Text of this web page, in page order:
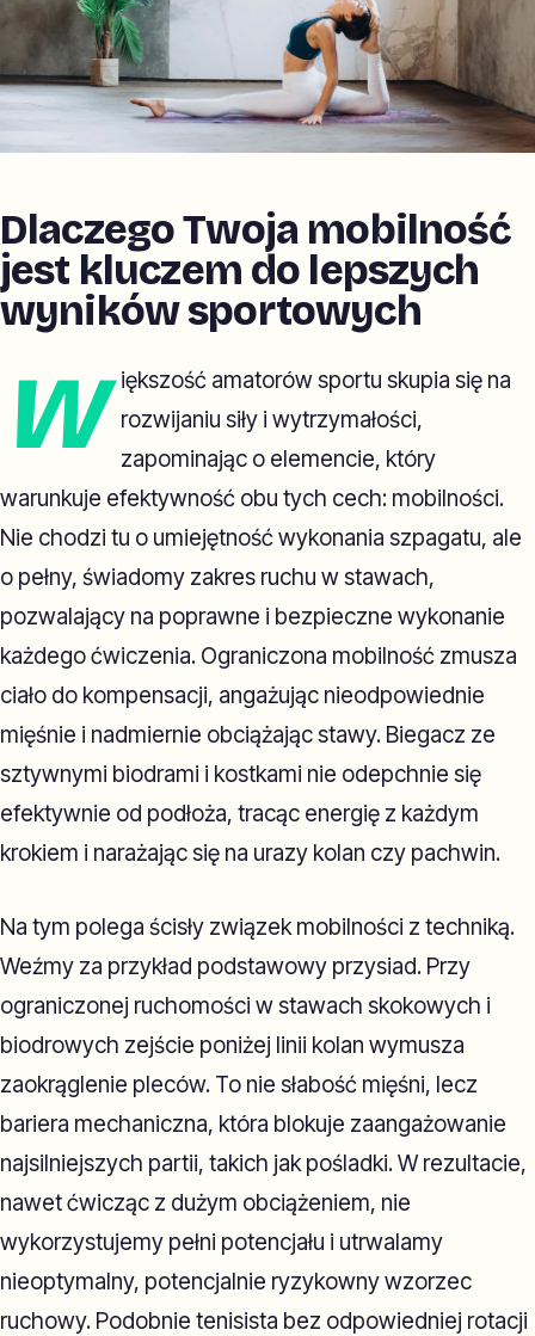
Dlaczego Twoja mobilność
jest kluczem do lepszych
wyników sportowych
W
iększość amatorów sportu skupia się na
rozwijaniu siły i wytrzymałości,
zapominając o elemencie, który
warunkuje efektywność obu tych cech: mobilności.
Nie chodzi tu o umiejętność wykonania szpagatu, ale
o pełny, świadomy zakres ruchu w stawach,
pozwalający na poprawne i bezpieczne wykonanie
każdego ćwiczenia. Ograniczona mobilność zmusza
ciało do kompensacji, angażując nieodpowiednie
mięśnie i nadmiernie obciążając stawy. Biegacz ze
sztywnymi biodrami i kostkami nie odepchnie się
efektywnie od podłoża, tracąc energię z każdym
krokiem i narażając się na urazy kolan czy pachwin.
Na tym polega ścisły związek mobilności z techniką.
Weźmy za przykład podstawowy przysiad. Przy
ograniczonej ruchomości w stawach skokowych i
biodrowych zejście poniżej linii kolan wymusza
zaokrąglenie pleców. To nie słabość mięśni, lecz
bariera mechaniczna, która blokuje zaangażowanie
najsilniejszych partii, takich jak pośladki. W rezultacie,
nawet ćwicząc z dużym obciążeniem, nie
wykorzystujemy pełni potencjału i utrwalamy
nieoptymalny, potencjalnie ryzykowny wzorzec
ruchowy. Podobnie tenisista bez odpowiedniej rotacji